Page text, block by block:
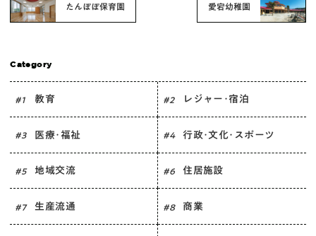
たんぽぽ保育園 愛宕幼稚園
Category
# 1 教育 # 2 レジャー･宿泊
# 3 医療･福祉 # 4 行政･文化･スポーツ
# 5 地域交流 # 6 住居施設
# 7 生産流通 # 8 商業